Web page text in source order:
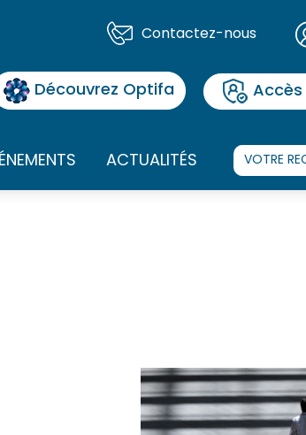
Contactez-nous
Découvrez Optifa
ACTUALITÉS